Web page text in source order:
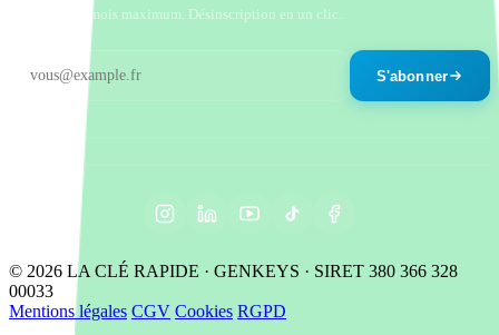
Un email par mois maximum. Désinscription en un clic.
S'abonner
© 2026 LA CLÉ RAPIDE · GENKEYS · SIRET 380 366 328
00033
Mentions légales CGV Cookies RGPD